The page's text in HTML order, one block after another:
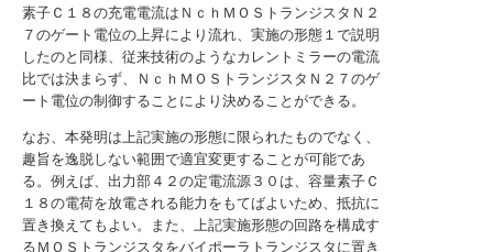
素子Ｃ１８の充電電流はＮｃｈＭＯＳトランジスタＮ２
７のゲート電位の上昇により流れ、実施の形態１で説明
したのと同様、従来技術のようなカレントミラーの電流
比では決まらず、ＮｃｈＭＯＳトランジスタＮ２７のゲ
ート電位の制御することにより決めることができる。
なお、本発明は上記実施の形態に限られたものでなく、
趣旨を逸脱しない範囲で適宜変更することが可能であ
る。例えば、出力部４２の定電流源３０は、容量素子Ｃ
１８の電荷を放電される能力をもてばよいため、抵抗に
置き換えてもよい。また、上記実施形態の回路を構成す
るＭＯＳトランジスタをバイポーラトランジスタに置き